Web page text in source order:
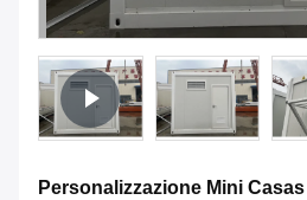
Personalizzazione Mini